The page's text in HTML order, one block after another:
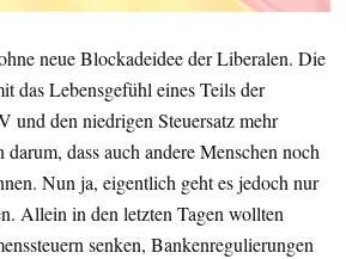
neue Blockadeidee der Liberalen. Die
das Lebensgefühl eines Teils der
und den niedrigen Steuersatz mehr
darum, dass auch andere Menschen noch
Nun ja, eigentlich geht es jedoch nur
Allein in den letzten Tagen wollten
senken, Bankenregulierungen